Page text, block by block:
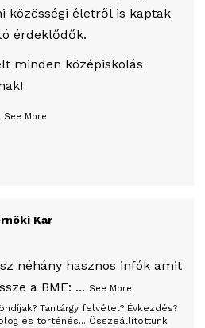
közösségi életről is kaptak
érdeklődők.
minden középiskolás
See More
Kar
néhány hasznos infók amit
a BME:
Tantárgy felvétel? Évkezdés?
és történés... Összeállítottunk
... See More